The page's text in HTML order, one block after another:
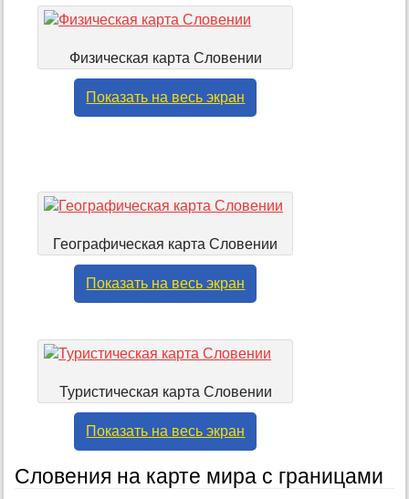
Физическая карта Словении
Показать на весь экран
Географическая карта Словении
Показать на весь экран
Туристическая карта Словении
Показать на весь экран
Словения на карте мира с границами